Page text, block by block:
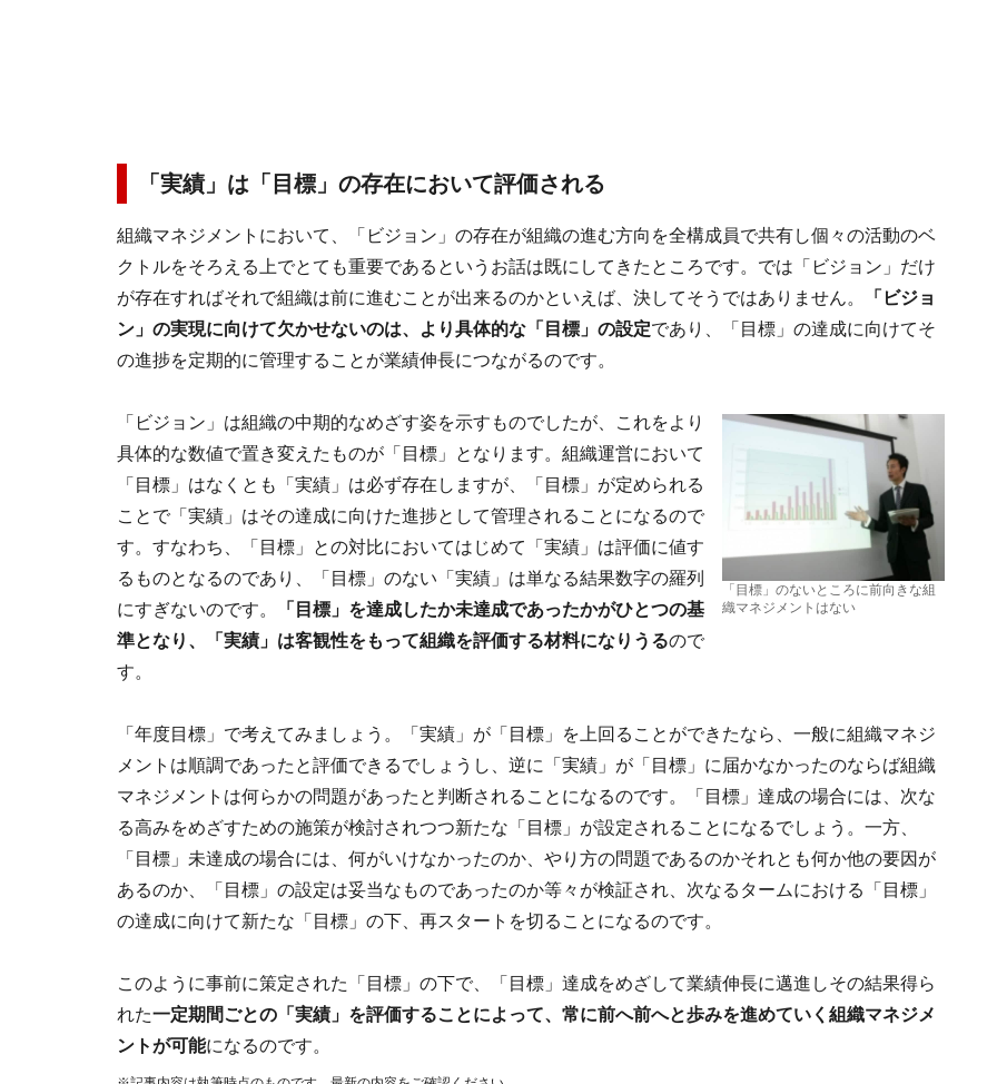
「実績」は「目標」の存在において評価される
組織マネジメントにおいて、「ビジョン」の存在が組織の進む方向を全構成員で共有し個々の活動のベ
クトルをそろえる上でとても重要であるというお話は既にしてきたところです。では「ビジョン」だけ
が存在すればそれで組織は前に進むことが出来るのかといえば、決してそうではありません。
「ビジョ
ン」の実現に向けて欠かせないのは、より具体的な「目標」の設定であり、「目標」の達成に向けてそ
の進捗を定期的に管理することが業績伸長につながるのです。
「目標」のないところに前向きな組
織マネジメントはない
「ビジョン」は組織の中期的なめざす姿を示すものでしたが、これをより
具体的な数値で置き変えたものが「目標」となります。組織運営において
「目標」はなくとも「実績」は必ず存在しますが、「目標」が定められる
ことで「実績」はその達成に向けた進捗として管理されることになるので
す。すなわち、「目標」との対比においてはじめて「実績」は評価に値す
るものとなるのであり、「目標」のない「実績」は単なる結果数字の羅列
にすぎないのです。
「目標」を達成したか未達成であったかがひとつの基
準となり、「実績」は客観性をもって組織を評価する材料になりうるので
す。
「年度目標」で考えてみましょう。「実績」が「目標」を上回ることができたなら、一般に組織マネジ
メントは順調であったと評価できるでしょうし、逆に「実績」が「目標」に届かなかったのならば組織
マネジメントは何らかの問題があったと判断されることになるのです。「目標」達成の場合には、次な
る高みをめざすための施策が検討されつつ新たな「目標」が設定されることになるでしょう。一方、
「目標」未達成の場合には、何がいけなかったのか、やり方の問題であるのかそれとも何か他の要因が
あるのか、「目標」の設定は妥当なものであったのか等々が検証され、次なるタームにおける「目標」
の達成に向けて新たな「目標」の下、再スタートを切ることになるのです。
このように事前に策定された「目標」の下で、「目標」達成をめざして業績伸長に邁進しその結果得ら
れた一定期間ごとの「実績」を評価することによって、常に前へ前へと歩みを進めていく組織マネジメ
ントが可能になるのです。